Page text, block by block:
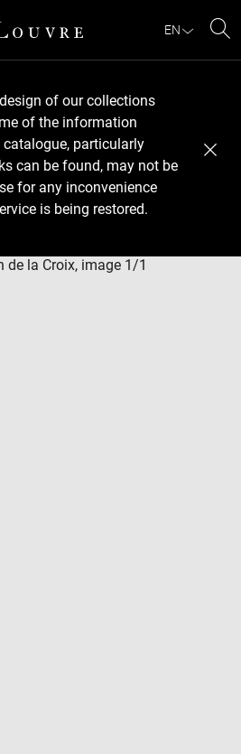
EN
of our collections
of the information
particularly
can be found, may not be
for any inconvenience
is being restored.